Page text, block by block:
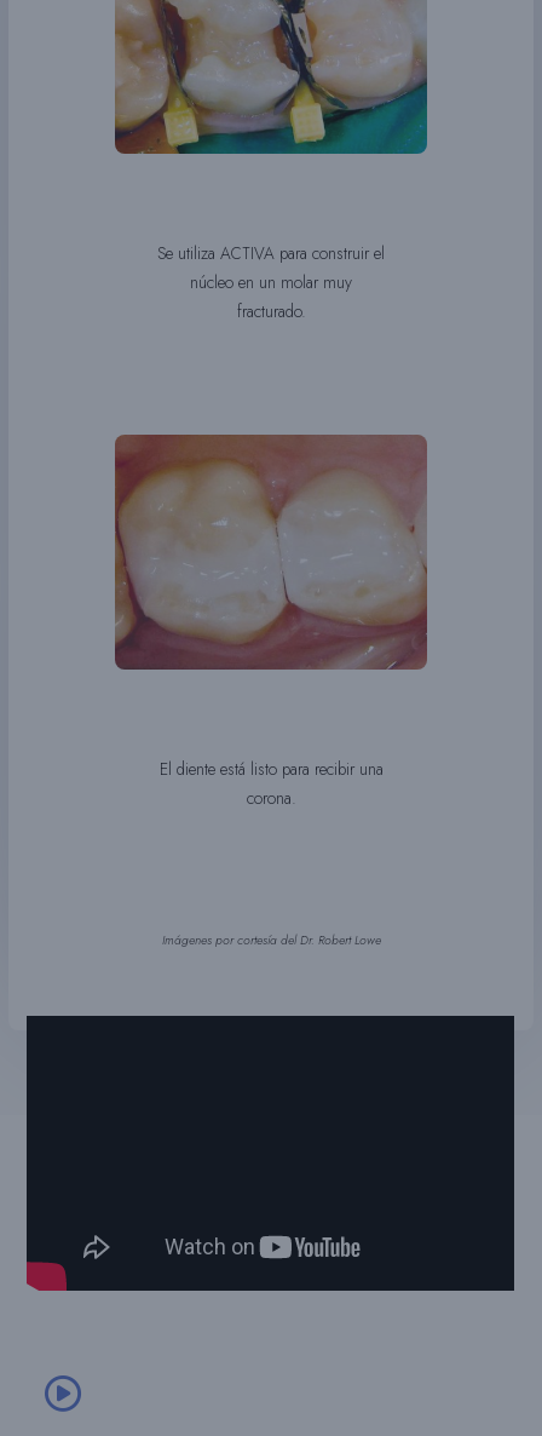
Se utiliza ACTIVA para construir el
núcleo en un molar muy
fracturado.
El diente está listo para recibir una
corona.
Imágenes por cortesía del Dr. Robert Lowe